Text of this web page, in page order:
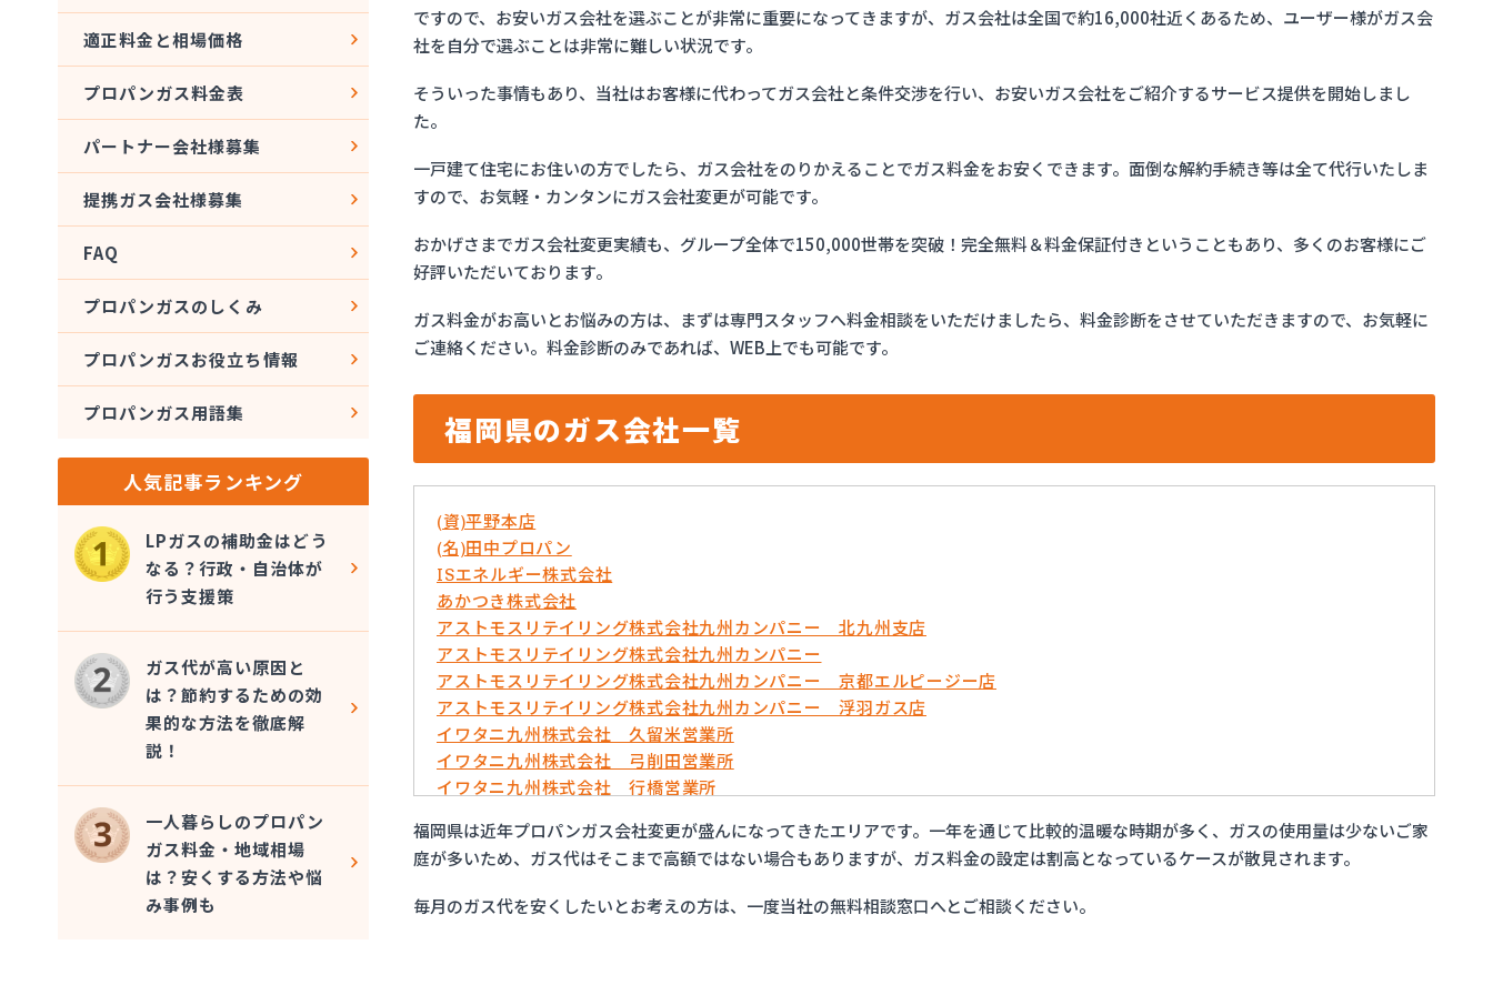
ですので、お安いガス会社を選ぶことが非常に重要になってきますが、ガス会社は全国で約16,000社近くあるため、ユーザー様がガス会
社を自分で選ぶことは非常に難しい状況です。
そういった事情もあり、当社はお客様に代わってガス会社と条件交渉を行い、お安いガス会社をご紹介するサービス提供を開始しまし
た。
一戸建て住宅にお住いの方でしたら、ガス会社をのりかえることでガス料金をお安くできます。面倒な解約手続き等は全て代行いたしま
すので、お気軽・カンタンにガス会社変更が可能です。
おかげさまでガス会社変更実績も、グループ全体で150,000世帯を突破！完全無料＆料金保証付きということもあり、多くのお客様にご
好評いただいております。
ガス料金がお高いとお悩みの方は、まずは専門スタッフへ料金相談をいただけましたら、料金診断をさせていただきますので、お気軽に
ご連絡ください。料金診断のみであれば、WEB上でも可能です。
福岡県のガス会社一覧
(資)平野本店
(名)田中プロパン
ISエネルギー株式会社
あかつき株式会社
アストモスリテイリング株式会社九州カンパニー 北九州支店
アストモスリテイリング株式会社九州カンパニー
アストモスリテイリング株式会社九州カンパニー 京都エルピージー店
アストモスリテイリング株式会社九州カンパニー 浮羽ガス店
イワタニ九州株式会社 久留米営業所
イワタニ九州株式会社 弓削田営業所
イワタニ九州株式会社 行橋営業所
イワタニ九州株式会社 福岡西営業所
イワタニ九州株式会社 北九州支店
グリーンホーム株式会社
ケイ・ティ液化ガス
福岡県は近年プロパンガス会社変更が盛んになってきたエリアです。一年を通じて比較的温暖な時期が多く、ガスの使用量は少ないご家
庭が多いため、ガス代はそこまで高額ではない場合もありますが、ガス料金の設定は割高となっているケースが散見されます。
毎月のガス代を安くしたいとお考えの方は、一度当社の無料相談窓口へとご相談ください。
適正料金と相場価格
プロパンガス料金表
パートナー会社様募集
提携ガス会社様募集
FAQ
プロパンガスのしくみ
プロパンガスお役立ち情報
プロパンガス用語集
人気記事ランキング
LPガスの補助金はどう
なる？行政・自治体が
行う支援策
ガス代が高い原因と
は？節約するための効
果的な方法を徹底解
説！
一人暮らしのプロパン
ガス料金・地域相場
は？安くする方法や悩
み事例も